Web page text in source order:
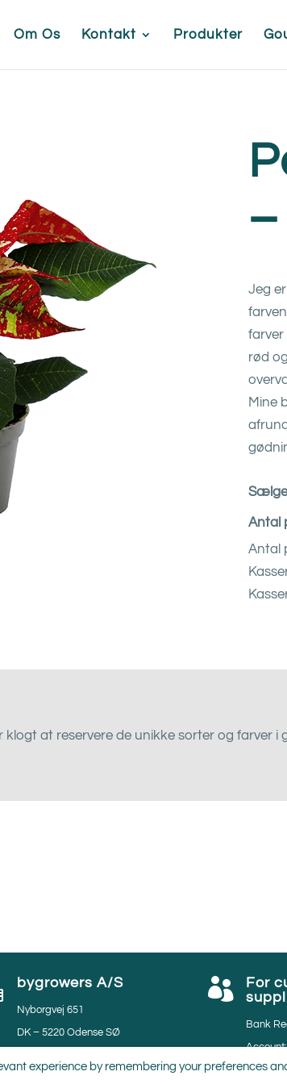
Om Os Kontakt Produkter
Jeg
farver
rød
Mine
Antal
Antal
at reservere de unikke sorter og farver i
bygrowers A/S
Nyborgvej 651
DK – 5220 Odense SØ

For
Bank
VAT:
experience by remembering your preferences